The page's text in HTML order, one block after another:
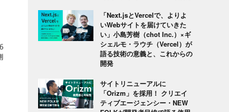
「Next.jsとVercelで、よりよ
いWebサイトを届けていきた
い」小島芳樹（chot Inc.）×ギ
シェルモ・ラウチ（Vercel）が
語る技術の意義と、これからの
開発
サイトリニューアルに
「Orizm」を採用！ クリエイ
ティブエージェンシー・NEW